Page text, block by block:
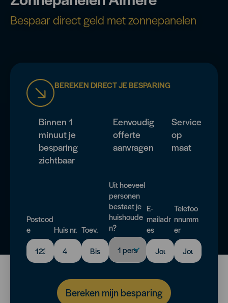
BEREKEN DIRECT JE BESPARING
Binnen 1
minuut je
besparing
zichtbaar
Eenvoudig
offerte
aanvragen
Service
op
maat
Postcod
e
Huis nr. Toev.
Uit hoeveel
personen
bestaat je
huishoude
n?
E-
mailadr
es
Telefoo
nnumm
er
Bereken mijn besparing
Bespaar direct geld met zonnepanelen